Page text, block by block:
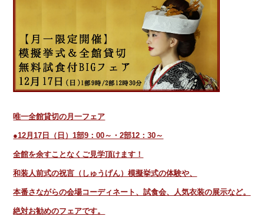
唯一全館貸切の月一フェア
●12月17日（日）1部9：00～・2部12：30～
全館を余すことなくご見学頂けます！
和装人前式の祝言（しゅうげん）模擬挙式の体験や、
本番さながらの会場コーディネート、試食会、人気衣装の展示など。
絶対お勧めのフェアです。